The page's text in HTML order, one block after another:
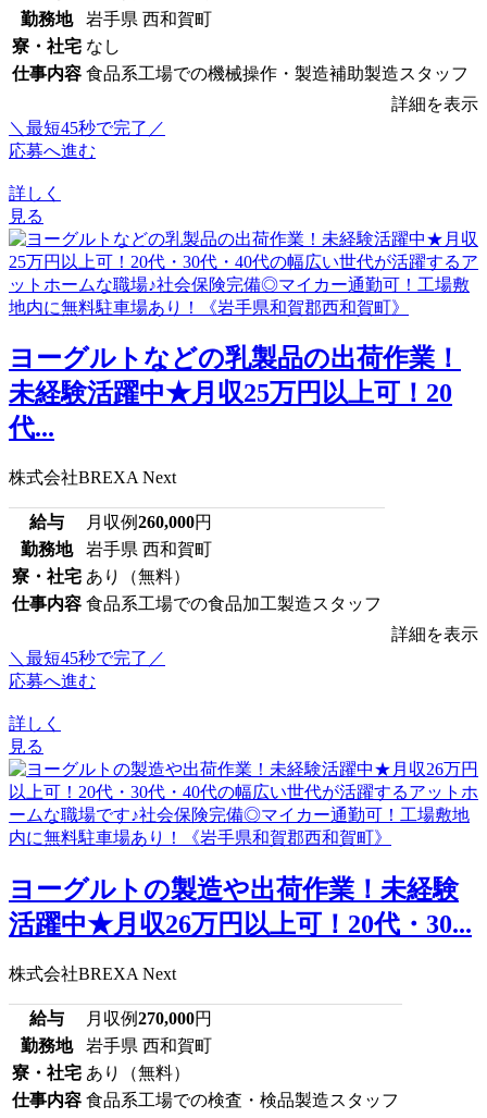
勤務地
岩手県 西和賀町
寮・社宅 なし
仕事内容 食品系工場での機械操作・製造補助製造スタッフ
詳細を表示
＼最短45秒で完了／
応募へ進む
詳しく
見る
ヨーグルトなどの乳製品の出荷作業！
未経験活躍中★月収25万円以上可！20
代...
株式会社BREXA Next
給与 月収例260,000円
勤務地
岩手県 西和賀町
寮・社宅 あり（無料）
仕事内容 食品系工場での食品加工製造スタッフ
詳細を表示
＼最短45秒で完了／
応募へ進む
詳しく
見る
ヨーグルトの製造や出荷作業！未経験
活躍中★月収26万円以上可！20代・30...
株式会社BREXA Next
給与 月収例270,000円
勤務地
岩手県 西和賀町
寮・社宅 あり（無料）
仕事内容 食品系工場での検査・検品製造スタッフ